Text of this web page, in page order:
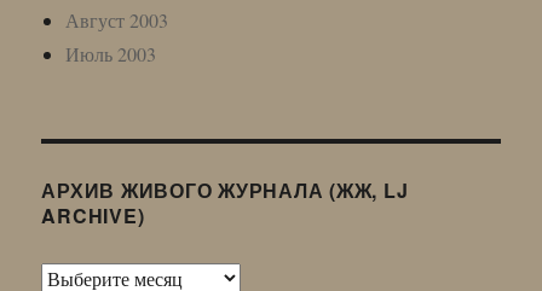
Август 2003
Июль 2003
АРХИВ ЖИВОГО ЖУРНАЛА (ЖЖ, LJ
ARCHIVE)
Архив